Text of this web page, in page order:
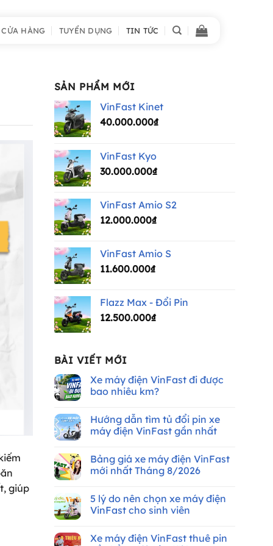
HÀNG TUYỂN DỤNG TIN TỨC
giúp
SẢN PHẨM MỚI
VinFast Kinet
40.000.000₫
VinFast Kyo
30.000.000₫
VinFast Amio S2
12.000.000₫
VinFast Amio S
11.600.000₫
Flazz Max - Đổi Pin
12.500.000₫
BÀI VIẾT MỚI
Xe máy điện VinFast đi được
bao nhiêu km?
bình
luận
ở
điện
VinFast
đi
nhiêu
km?
Hướng dẫn tìm tủ đổi pin xe
máy điện VinFast gần nhất
bình
luận
ở
tìm
tủ
đổi
máy
Bảng giá xe máy điện VinFast
mới nhất Tháng 8/2026
bình
luận
ở
xe
5 lý do nên chọn xe máy điện
VinFast cho sinh viên
bình
Xe máy điện VinFast thuê pin